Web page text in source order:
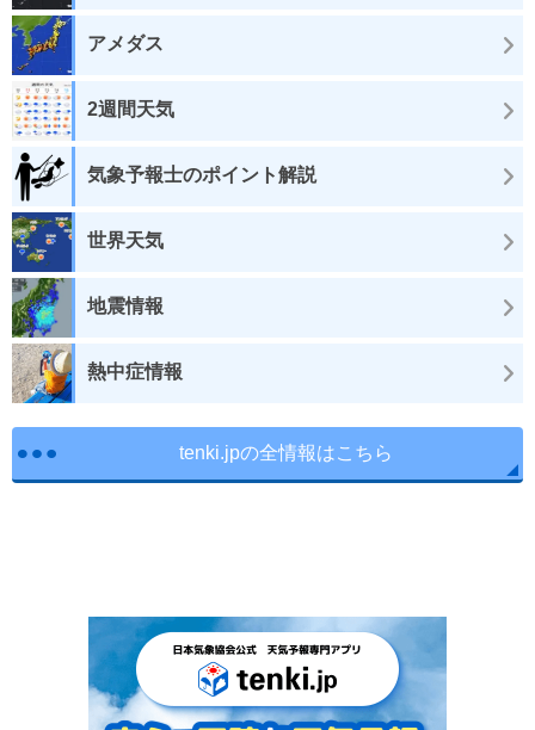
アメダス
2週間天気
気象予報士のポイント解説
世界天気
地震情報
熱中症情報
tenki.jpの全情報はこちら